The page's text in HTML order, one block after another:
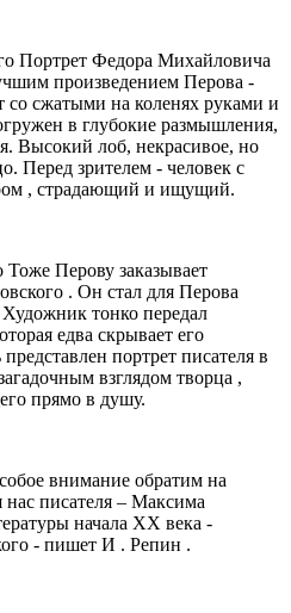
Портрет Федора Михайловича
произведением Перова -
со сжатыми на коленях руками и
в глубокие размышления,
Высокий лоб, некрасивое, но
Перед зрителем - человек с
, страдающий и ищущий.
Перову заказывает
. Он стал для Перова
тонко передал
едва скрывает его
портрет писателя в
взглядом творца ,
прямо в душу.
внимание обратим на
нас писателя – Максима
начала XX века -
- пишет И . Репин .